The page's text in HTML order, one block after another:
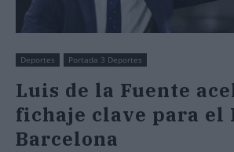
Deportes Portada 3 Deportes
Luis de la Fuente
fichaje clave para el
Barcelona